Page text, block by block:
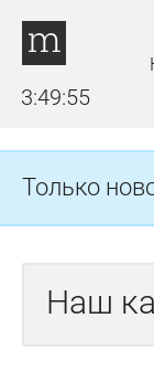
3:49:55
Hi-
Только
Наш